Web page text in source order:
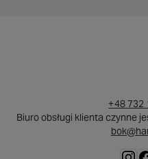
+48 732
Biuro obsługi klienta czynne